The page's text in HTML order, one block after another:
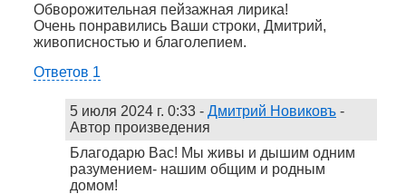
Обворожительная пейзажная лирика!
Очень понравились Ваши строки, Дмитрий,
живописностью и благолепием.
Ответов 1
5 июля 2024 г. 0:33 - Дмитрий Новиковъ -
Автор произведения
Благодарю Вас! Мы живы и дышим одним
разумением- нашим общим и родным
домом!